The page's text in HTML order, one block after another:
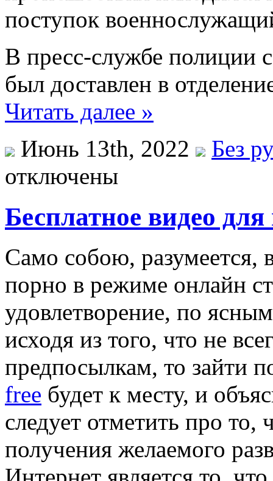
поступок
В пресс-службе полиции
был доставлен в
Читать далее »
Июнь 13th, 2022
Без
отключены
Бесплатное видео
Само собою, разумеется,
порно в режиме онлайн
удовлетворение, по
исходя из того, что не
предпосылкам, то зайти
free будет к месту, и
следует отметить про
получения желаемого